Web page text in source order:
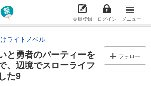
会員登録 ログイン メニュー
ライトノベル
と勇者のパーティーを
、辺境でスローライフ
た9
フォロー